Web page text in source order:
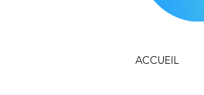
ACCUEIL